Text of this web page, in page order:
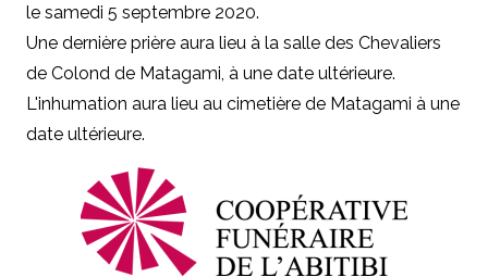
le samedi 5 septembre 2020.
Une dernière prière aura lieu à la salle des Chevaliers
de Colond de Matagami, à une date ultérieure.
L'inhumation aura lieu au cimetière de Matagami à une
date ultérieure.